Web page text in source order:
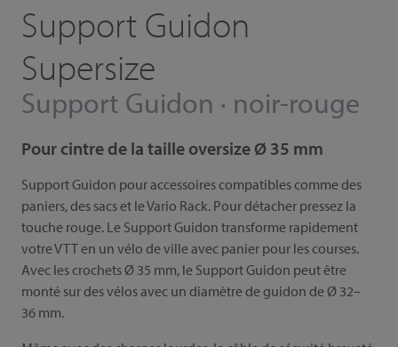
Support Guidon
Supersize
Support Guidon · noir-rouge
Pour cintre de la taille oversize Ø 35 mm
Support Guidon pour accessoires compatibles comme des
paniers, des sacs et le Vario Rack. Pour détacher pressez la
touche rouge. Le Support Guidon transforme rapidement
votre VTT en un vélo de ville avec panier pour les courses.
Avec les crochets Ø 35 mm, le Support Guidon peut être
monté sur des vélos avec un diamètre de guidon de Ø 32–
36 mm.